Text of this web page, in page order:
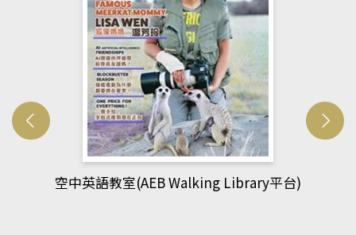
網管人(kono平台)